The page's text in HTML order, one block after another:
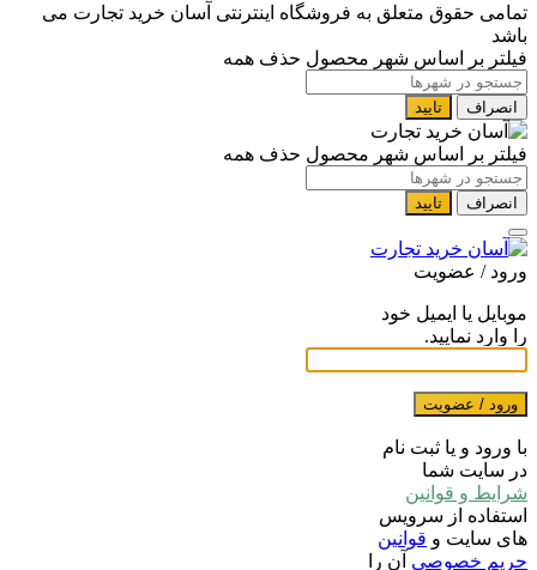
تمامی حقوق متعلق به فروشگاه اینترنتی آسان خرید تجارت می
باشد
فیلتر بر اساس شهر محصول حذف همه
انصراف تایید
فیلتر بر اساس شهر محصول حذف همه
انصراف تایید
ورود / عضویت
موبایل یا ایمیل خود
را وارد نمایید.
ورود / عضویت
با ورود و یا ثبت نام
در سایت شما
شرایط و قوانین
استفاده از سرویس
های سایت و قوانین
حریم خصوصی آن را